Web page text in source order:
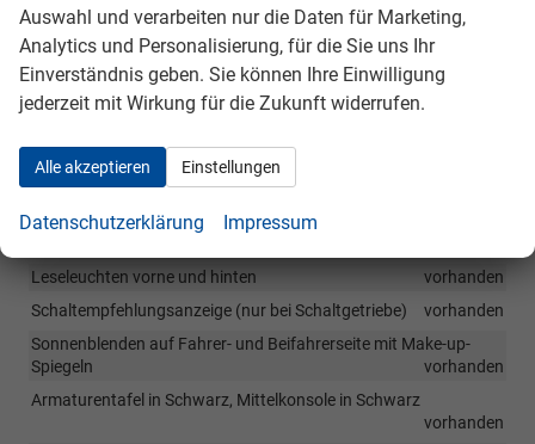
Netzprogramm, Verzurösen und Cargoelemente im
vorhanden
Außentemperaturanzeige im Kombiinstrument
Dachhaltegriffe vorne und hinten
Flaschenablagefächer in den Vordertüren (bis zu 1,5l Flaschen)
Leseleuchten vorne und hinten
vorhanden
Schaltempfehlungsanzeige (nur bei Schaltgetriebe)
vorhanden
Sonnenblenden auf Fahrer- und Beifahrerseite mit Make-up-
Spiegeln
vorhanden
Armaturentafel in Schwarz, Mittelkonsole in Schwarz
vorhanden
Auswahl und verarbeiten nur die Daten für Marketing,
Analytics und Personalisierung, für die Sie uns Ihr
Einverständnis geben. Sie können Ihre Einwilligung
jederzeit mit Wirkung für die Zukunft widerrufen.
Alle akzeptieren Einstellungen
Datenschutzerklärung Impressum